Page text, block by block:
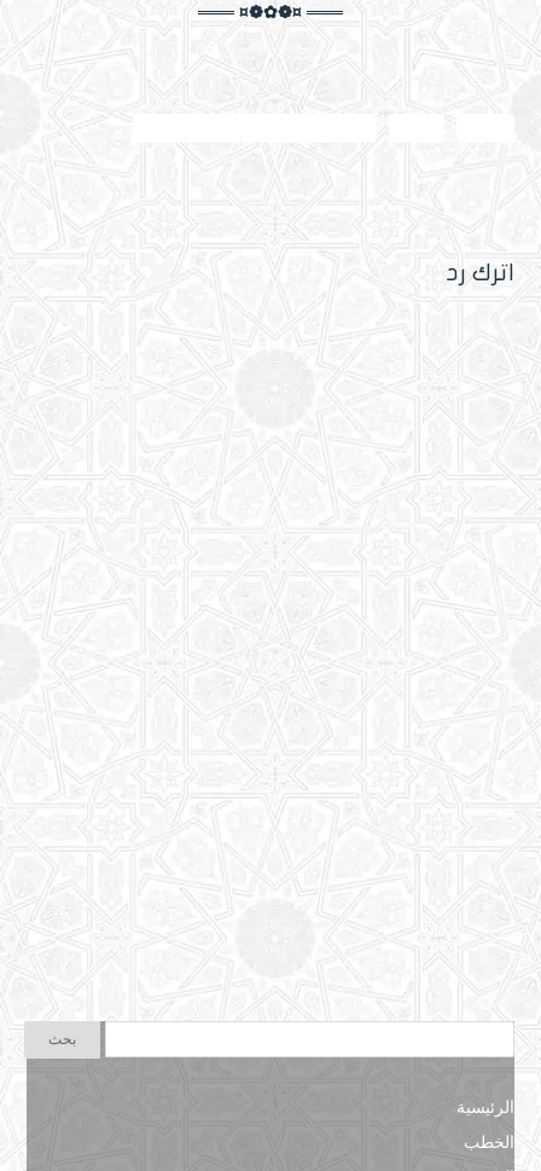
═══ ¤❁✿❁¤ ═══
اترك رد
الرئيسية
الخطب